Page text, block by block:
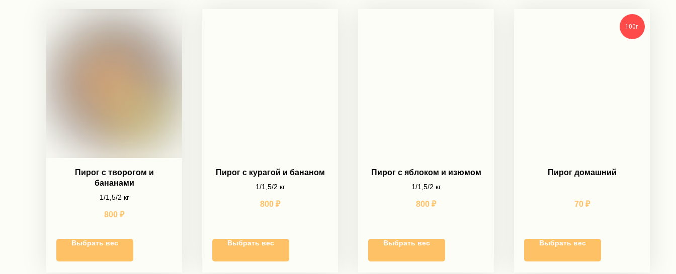
Пирог с творогом и
бананами
1/1,5/2 кг
800 ₽
Выбрать вес
Пирог с курагой и бананом
1/1,5/2 кг
800 ₽
Выбрать вес
Пирог с яблоком и изюмом
1/1,5/2 кг
800 ₽
Выбрать вес
100г.
Пирог домашний
70 ₽
Выбрать вес